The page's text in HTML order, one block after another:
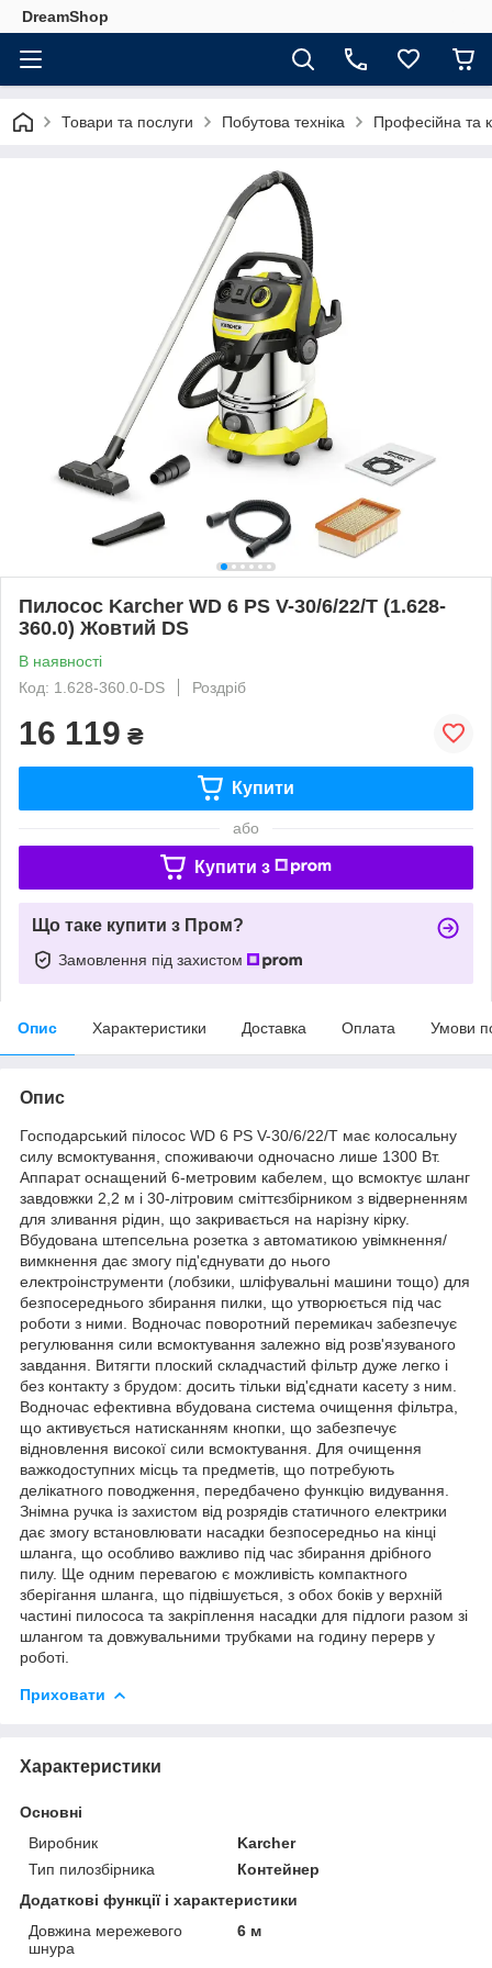
DreamShop
Товари та послуги Побутова техніка Професійна та
Пилосос Karcher WD 6 PS V-30/6/22/T (1.628-
360.0) Жовтий DS
В наявності
Код: 1.628-360.0-DS
Роздріб
16 119 ₴
Купити
або
Купити з
Що таке купити з Пром?
Замовлення під захистом
Опис Характеристики Доставка Оплата Умови
Опис
Господарський пілосос WD 6 PS V-30/6/22/T має колосальну
силу всмоктування, споживаючи одночасно лише 1300 Вт.
Аппарат оснащений 6-метровим кабелем, що всмоктує шланг
завдовжки 2,2 м і 30-літровим сміттєзбірником з відверненням
для зливання рідин, що закривається на нарізну кірку.
Вбудована штепсельна розетка з автоматикою увімкнення/
вимкнення дає змогу під'єднувати до нього
електроінструменти (лобзики, шліфувальні машини тощо) для
безпосереднього збирання пилки, що утворюється під час
роботи з ними. Водночас поворотний перемикач забезпечує
регулювання сили всмоктування залежно від розв'язуваного
завдання. Витягти плоский складчастий фільтр дуже легко і
без контакту з брудом: досить тільки від'єднати касету з ним.
Водночас ефективна вбудована система очищення фільтра,
що активується натисканням кнопки, що забезпечує
відновлення високої сили всмоктування. Для очищення
важкодоступних місць та предметів, що потребують
делікатного поводження, передбачено функцію видування.
Знімна ручка із захистом від розрядів статичного електрики
дає змогу встановлювати насадки безпосередньо на кінці
шланга, що особливо важливо під час збирання дрібного
пилу. Ще одним перевагою є можливість компактного
зберігання шланга, що підвішується, з обох боків у верхній
частині пилососа та закріплення насадки для підлоги разом зі
шлангом та довжувальними трубками на годину перерв у
роботі.
Приховати
Характеристики
Основні
Виробник
Karcher
Тип пилозбірника
Контейнер
Додаткові функції і характеристики
Довжина мережевого
шнура
6 м